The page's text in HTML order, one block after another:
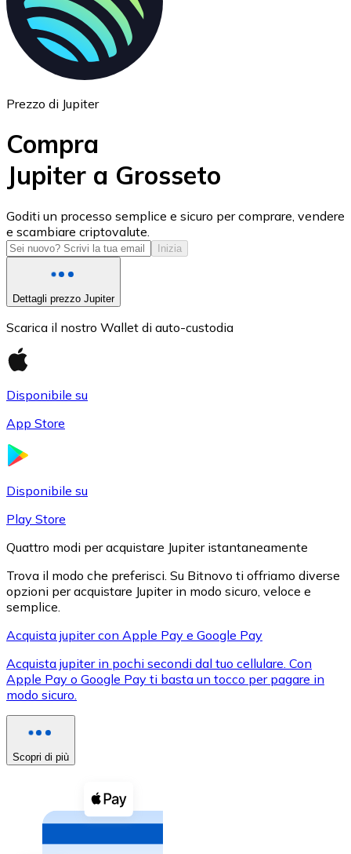
ETH
USD Coin
USDC
XRP
XRP
Vedi tutto
Buoni cripto
Acquista criptovalute in contanti e altri mezzi di
Acquista con contanti
Prezzo di Jupiter
Compra
Jupiter a Grosseto
Goditi un processo semplice e sicuro per comprare, vendere
e scambiare criptovalute.
Inizia
Dettagli prezzo Jupiter
Scarica il nostro Wallet di auto-custodia
Disponibile su
App Store
Disponibile su
Play Store
Quattro modi per acquistare Jupiter istantaneamente
Trova il modo che preferisci. Su Bitnovo ti offriamo diverse
opzioni per acquistare Jupiter in modo sicuro, veloce e
semplice.
Acquista jupiter con Apple Pay e Google Pay
Acquista jupiter in pochi secondi dal tuo cellulare. Con
Apple Pay o Google Pay ti basta un tocco per pagare in
modo sicuro.
Scopri di più